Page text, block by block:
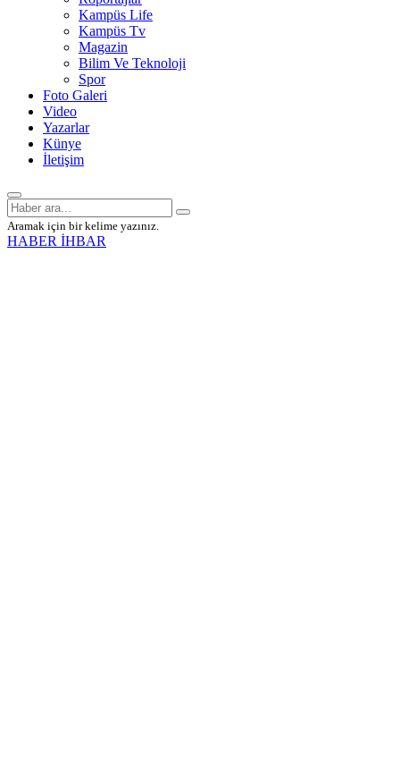
Kampüs Life
Kampüs Tv
Magazin
Bilim Ve Teknoloji
Spor
Foto Galeri
Video
Yazarlar
Künye
İletişim
Aramak için bir kelime yazınız.
HABER İHBAR